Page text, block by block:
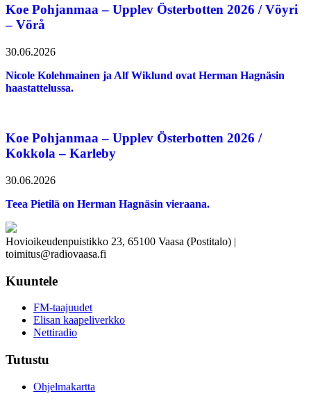
Koe Pohjanmaa – Upplev Österbotten 2026 / Vöyri
– Vörå
30.06.2026
Nicole Kolehmainen ja Alf Wiklund ovat Herman Hagnäsin
haastattelussa.
Koe Pohjanmaa – Upplev Österbotten 2026 /
Kokkola – Karleby
30.06.2026
Teea Pietilä on Herman Hagnäsin vieraana.
Hovioikeudenpuistikko 23, 65100 Vaasa (Postitalo) |
toimitus@radiovaasa.fi
Kuuntele
FM-taajuudet
Elisan kaapeliverkko
Nettiradio
Tutustu
Ohjelmakartta